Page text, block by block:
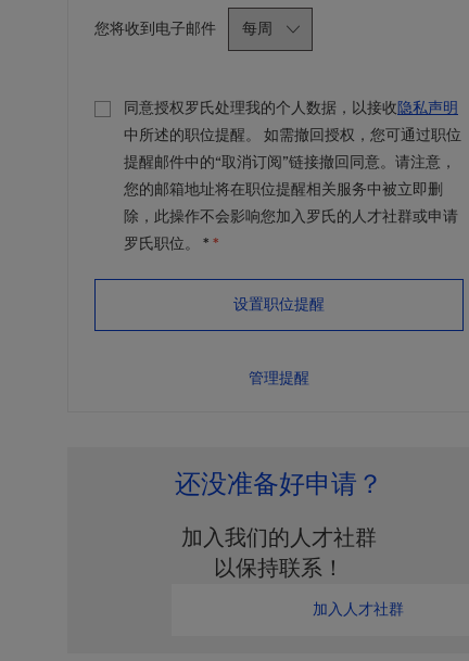
您将收到电子邮件Required
同意授权罗氏处理我的个人数据，以接收隐私声明
中所述的职位提醒。 如需撤回授权，您可通过职位
提醒邮件中的“取消订阅”链接撤回同意。请注意，
您的邮箱地址将在职位提醒相关服务中被立即删
除，此操作不会影响您加入罗氏的人才社群或申请
罗氏职位。 * *
设置职位提醒
管理提醒
还没准备好申请？
加入我们的人才社群
以保持联系！
加入人才社群